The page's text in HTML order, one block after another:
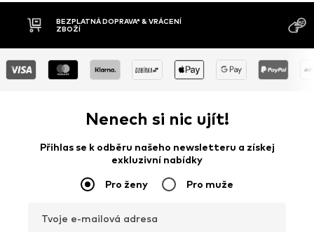
& VRÁCENÍ
Nenech si nic ujít!
Přihlas se k odběru našeho newsletteru a získej
exkluzivní nabídky
Pro ženy Pro muže
Tvoje e-mailová adresa